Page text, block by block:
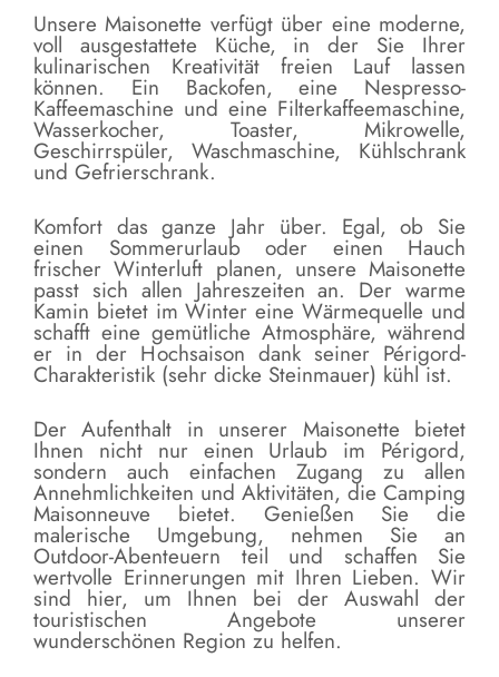
Unsere Maisonette verfügt über eine moderne,
voll ausgestattete Küche, in der Sie Ihrer
kulinarischen Kreativität freien Lauf lassen
können. Ein Backofen, eine Nespresso-
Kaffeemaschine und eine Filterkaffeemaschine,
Wasserkocher, Toaster, Mikrowelle,
Geschirrspüler, Waschmaschine, Kühlschrank
und Gefrierschrank.
Komfort das ganze Jahr über. Egal, ob Sie
einen Sommerurlaub oder einen Hauch
frischer Winterluft planen, unsere Maisonette
passt sich allen Jahreszeiten an. Der warme
Kamin bietet im Winter eine Wärmequelle und
schafft eine gemütliche Atmosphäre, während
er in der Hochsaison dank seiner Périgord-
Charakteristik (sehr dicke Steinmauer) kühl ist.
Der Aufenthalt in unserer Maisonette bietet
Ihnen nicht nur einen Urlaub im Périgord,
sondern auch einfachen Zugang zu allen
Annehmlichkeiten und Aktivitäten, die Camping
Maisonneuve bietet. Genießen Sie die
malerische Umgebung, nehmen Sie an
Outdoor-Abenteuern teil und schaffen Sie
wertvolle Erinnerungen mit Ihren Lieben. Wir
sind hier, um Ihnen bei der Auswahl der
touristischen Angebote unserer
wunderschönen Region zu helfen.